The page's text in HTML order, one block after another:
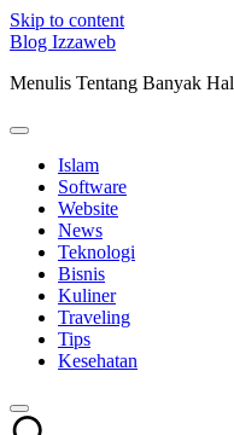
Skip to content
Blog Izzaweb
Menulis Tentang Banyak Hal
Islam
Software
Website
News
Teknologi
Bisnis
Kuliner
Traveling
Tips
Kesehatan